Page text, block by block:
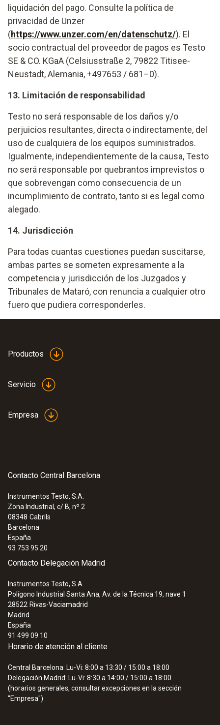
liquidación del pago. Consulte la política de
privacidad de Unzer
(https://www.unzer.com/en/datenschutz/). El
socio contractual del proveedor de pagos es Testo
SE & CO. KGaA (Celsiusstraße 2, 79822 Titisee-
Neustadt, Alemania, +497653 / 681–0).
13. Limitación de responsabilidad
Testo no será responsable de los daños y/o
perjuicios resultantes, directa o indirectamente, del
uso de cualquiera de los equipos suministrados.
Igualmente, independientemente de la causa, Testo
no será responsable por quebrantos imprevistos o
que sobrevengan como consecuencia de un
incumplimiento de contrato, tanto si es legal como
alegado.
14. Jurisdicción
Para todas cuantas cuestiones puedan suscitarse,
ambas partes se someten expresamente a la
competencia y jurisdicción de los Juzgados y
Tribunales de Mataró, con renuncia a cualquier otro
fuero que pudiera corresponderles.
Productos
Servicio
Empresa
Contacto Central Barcelona
Instrumentos Testo, S.A.
Zona Industrial, c/ B, nº 2
08348 Cabrils
Barcelona
España
93 753 95 20
Contacto Delegación Madrid
Instrumentos Testo, S.A.
Polígono Industrial Santa Ana, Av. de la Técnica 19, nave 1
28522 Rivas-Vaciamadrid
Madrid
España
91 499 09 10
Horario de atención al cliente
Central Barcelona: Lu-Vi: 8:00 a 13:30 / 15:00 a 18:00
Delegación Madrid: Lu-Vi: 8:30 a 14:00 / 15:00 a 18:00
(horarios generales, consultar excepciones en la sección
"Empresa")